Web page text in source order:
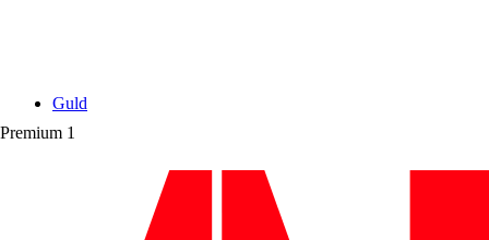
Premium 1
Guld